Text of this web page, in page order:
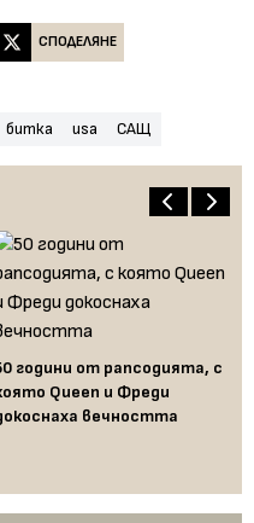
СПОДЕЛЯНЕ
битка usa САЩ
години от рапсодията, с
Queen и Фреди
вечността